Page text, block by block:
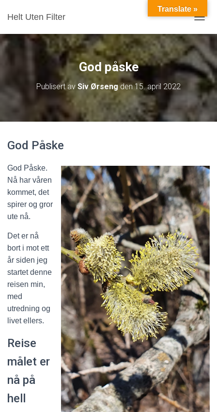
Helt Uten Filter
God påske
Publisert av Siv Ørsengden15. april 2022
God Påske
God Påske.
Nå har våren
kommet, det
spirer og gror
ute nå.
Det er nå
bort i mot ett
år siden jeg
startet denne
reisen min,
med
utredning og
livet ellers.
Reise
målet er
nå på
hell
Translate »